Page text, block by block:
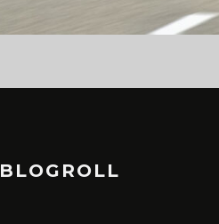
BLOGROLL